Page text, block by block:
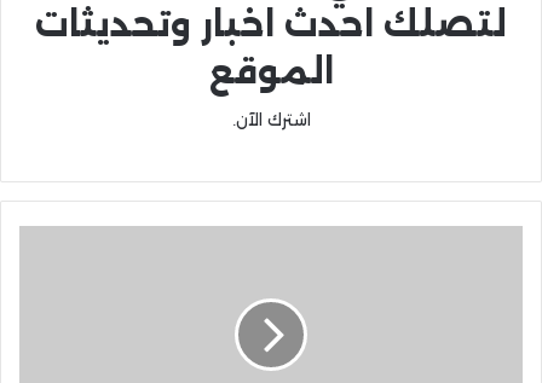
لتصلك احدث اخبار وتحديثات
الموقع
اشترك الآن.